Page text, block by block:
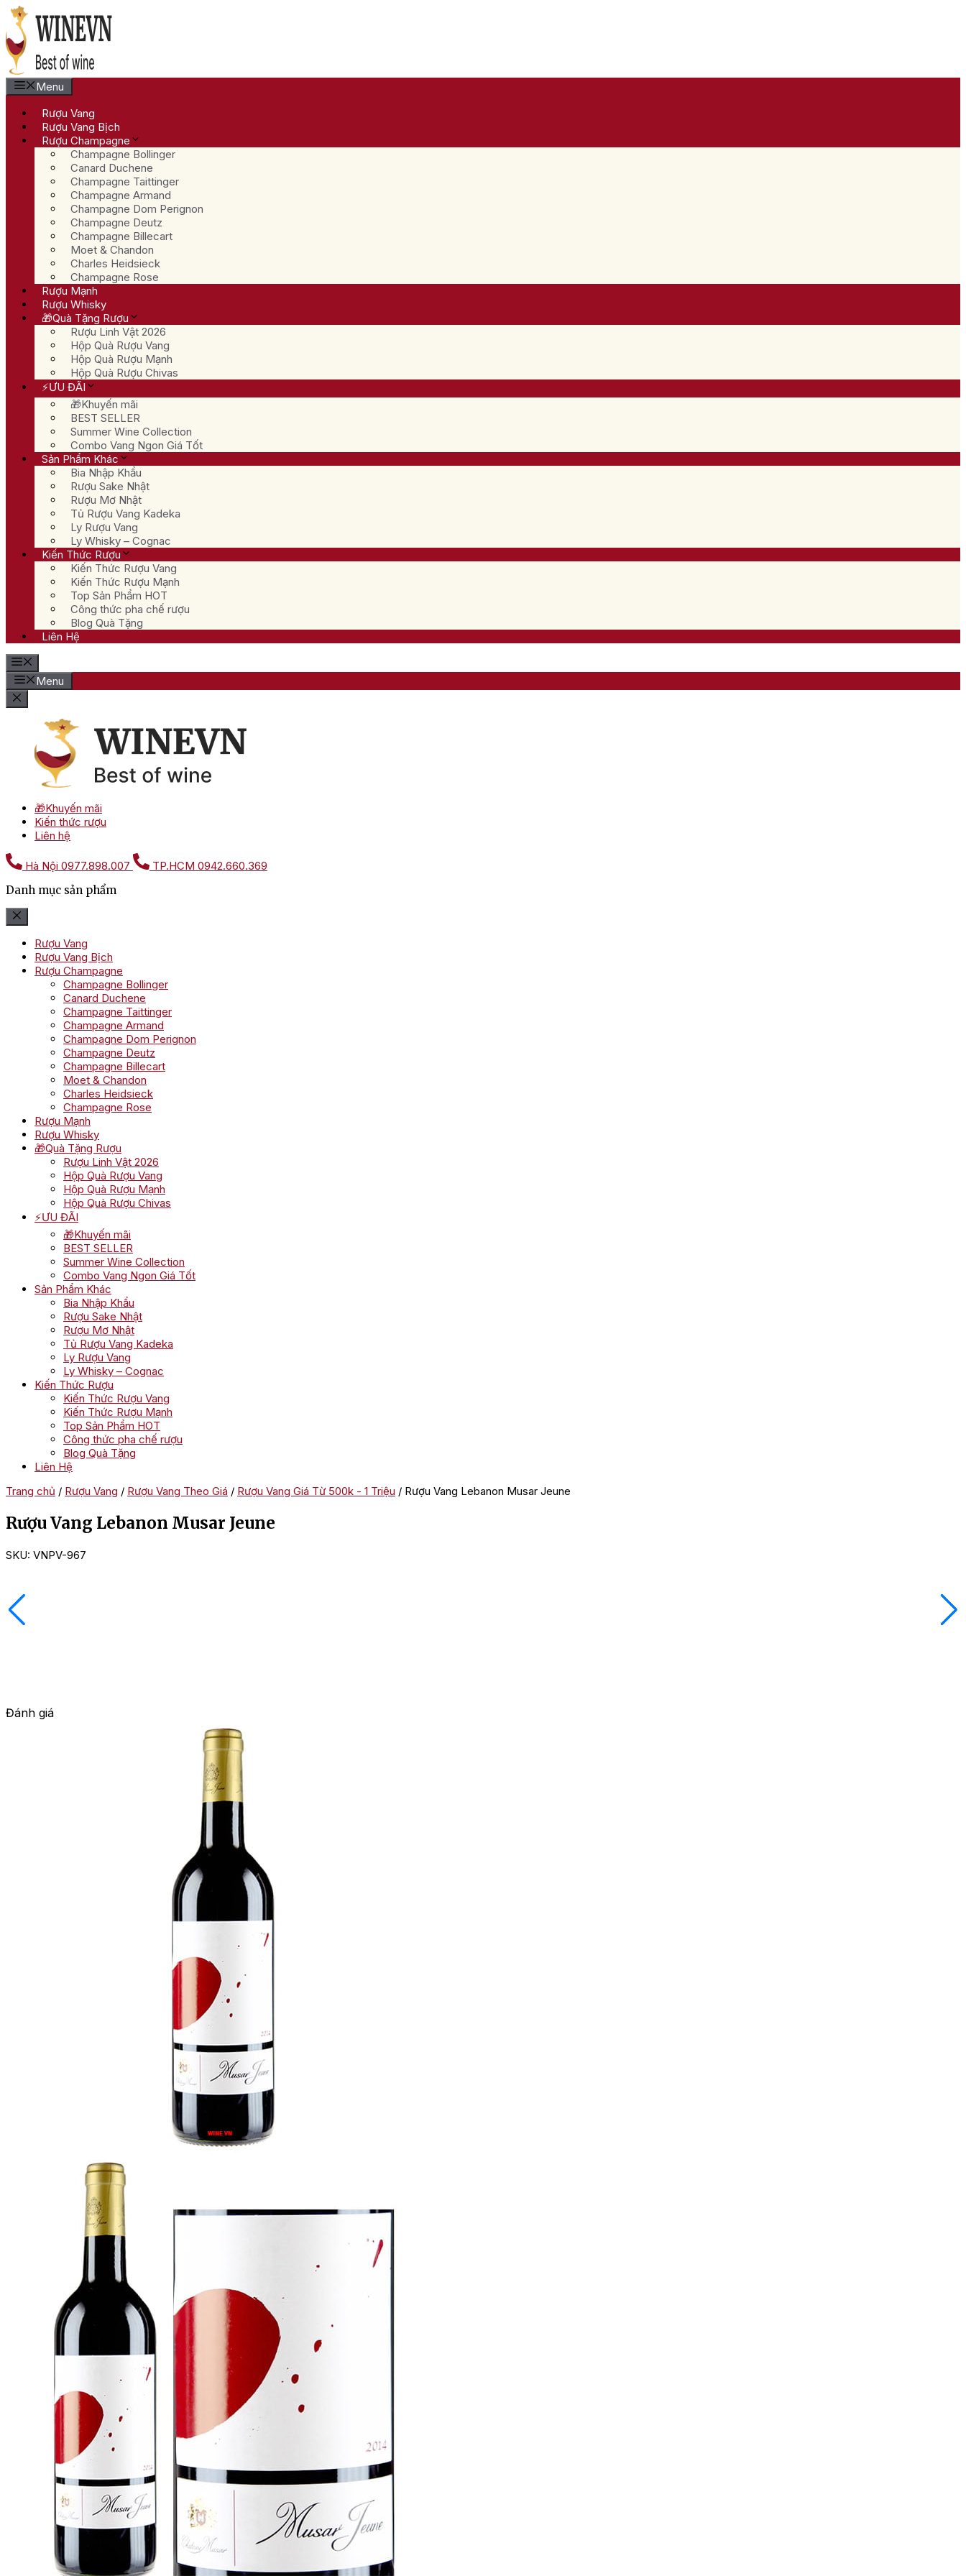
Chuyển
đến
nội
dung
Menu
Rượu Vang
Rượu Vang Bịch
Rượu Champagne
Champagne Bollinger
Canard Duchene
Champagne Taittinger
Champagne Armand
Champagne Dom Perignon
Champagne Deutz
Champagne Billecart
Moet & Chandon
Charles Heidsieck
Champagne Rose
Rượu Mạnh
Rượu Whisky
🎁Quà Tặng Rượu
Rượu Linh Vật 2026
Hộp Quà Rượu Vang
Hộp Quà Rượu Mạnh
Hộp Quà Rượu Chivas
⚡ƯU ĐÃI
🎁Khuyến mãi
BEST SELLER
Summer Wine Collection
Combo Vang Ngon Giá Tốt
Sản Phẩm Khác
Bia Nhập Khẩu
Rượu Sake Nhật
Rượu Mơ Nhật
Tủ Rượu Vang Kadeka
Ly Rượu Vang
Ly Whisky – Cognac
Kiến Thức Rượu
Kiến Thức Rượu Vang
Kiến Thức Rượu Mạnh
Top Sản Phẩm HOT
Công thức pha chế rượu
Blog Quà Tặng
Liên Hệ
Menu
🎁Khuyến mãi
Kiến thức rượu
Liên hệ
Hà Nội 0977.898.007 TP.HCM 0942.660.369
Danh mục sản phẩm
Rượu Vang
Rượu Vang Bịch
Rượu Champagne
Champagne Bollinger
Canard Duchene
Champagne Taittinger
Champagne Armand
Champagne Dom Perignon
Champagne Deutz
Champagne Billecart
Moet & Chandon
Charles Heidsieck
Champagne Rose
Rượu Mạnh
Rượu Whisky
🎁Quà Tặng Rượu
Rượu Linh Vật 2026
Hộp Quà Rượu Vang
Hộp Quà Rượu Mạnh
Hộp Quà Rượu Chivas
⚡ƯU ĐÃI
🎁Khuyến mãi
BEST SELLER
Summer Wine Collection
Combo Vang Ngon Giá Tốt
Sản Phẩm Khác
Bia Nhập Khẩu
Rượu Sake Nhật
Rượu Mơ Nhật
Tủ Rượu Vang Kadeka
Ly Rượu Vang
Ly Whisky – Cognac
Kiến Thức Rượu
Kiến Thức Rượu Vang
Kiến Thức Rượu Mạnh
Top Sản Phẩm HOT
Công thức pha chế rượu
Blog Quà Tặng
Liên Hệ
Trang chủ / Rượu Vang / Rượu Vang Theo Giá / Rượu Vang Giá Từ 500k - 1 Triệu / Rượu Vang Lebanon Musar Jeune
Rượu Vang Lebanon Musar Jeune
SKU: VNPV-967
Đánh giá